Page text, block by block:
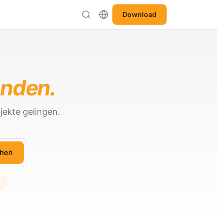
Download
gelingen.